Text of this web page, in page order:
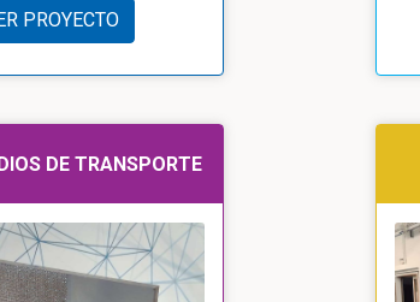
PROYECTO
DE TRANSPORTE